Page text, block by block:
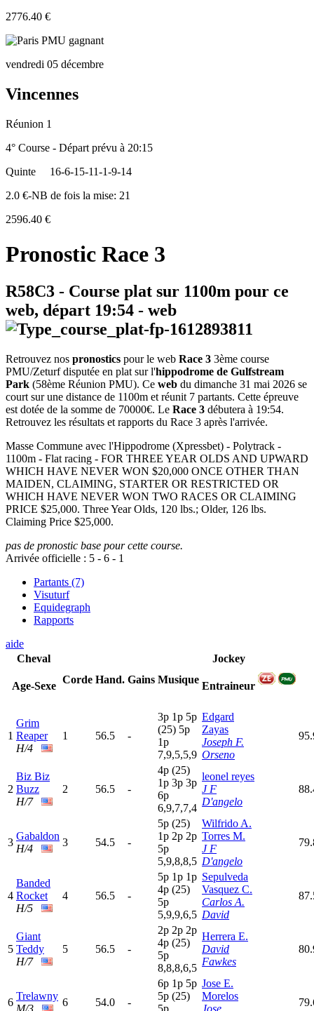
2776.40 €
vendredi 05 décembre
Vincennes
Réunion 1
4° Course - Départ prévu à 20:15
Quinte
16-6-15-11-1-9-14
2.0 €-NB de fois la mise: 21
2596.40 €
Pronostic Race 3
R58C3 - Course plat sur 1100m pour ce
web, départ 19:54 - web
Retrouvez nos pronostics pour le web Race 3 3ème course
PMU/Zeturf disputée en plat sur l'hippodrome de Gulfstream
Park (58ème Réunion PMU). Ce web du dimanche 31 mai 2026 se
court sur une distance de 1100m et réunit 7 partants. Cette épreuve
est dotée de la somme de 70000€. Le Race 3 débutera à 19:54.
Retrouvez les résultats et rapports du Race 3 après l'arrivée.
Masse Commune avec l'Hippodrome (Xpressbet) - Polytrack -
1100m - Flat racing - FOR THREE YEAR OLDS AND UPWARD
WHICH HAVE NEVER WON $20,000 ONCE OTHER THAN
MAIDEN, CLAIMING, STARTER OR RESTRICTED OR
WHICH HAVE NEVER WON TWO RACES OR CLAIMING
PRICE $25,000. Three Year Olds, 120 lbs.; Older, 126 lbs.
Claiming Price $25,000.
pas de pronostic base pour cette course.
Arrivée officielle : 5 - 6 - 1
Partants (7)
Visuturf
Equidegraph
Rapports
aide
Cheval
Age-Sexe
Corde Hand. Gains Musique
Jockey
Entraineur
1
Grim
Reaper
H/4
1 56.5 -
3p 1p 5p
(25) 5p
1p
7,9,5,5,9
Edgard
Zayas
Joseph F.
Orseno
2
Biz Biz
Buzz
H/7
2 56.5 -
4p (25)
1p 3p 3p
6p
6,9,7,7,4
leonel reyes
J F
D'angelo
3
Gabaldon
H/4
3 54.5 -
5p (25)
1p 2p 2p
5p
5,9,8,8,5
Wilfrido A.
Torres M.
J F
D'angelo
4
Banded
Rocket
H/5
4 56.5 -
5p 1p 1p
4p (25)
5p
5,9,9,6,5
Sepulveda
Vasquez C.
Carlos A.
David
5
Giant
Teddy
H/7
5 56.5 -
2p 2p 2p
4p (25)
5p
8,8,8,6,5
Herrera E.
David
Fawkes
6
Trelawny
M/3
6 54.0 -
6p 1p 5p
5p (25)
5p
Jose E.
Morelos
Jose